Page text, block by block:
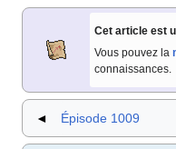
Cet article est
Vous pouvez la
connaissances.
◄ Épisode 1009